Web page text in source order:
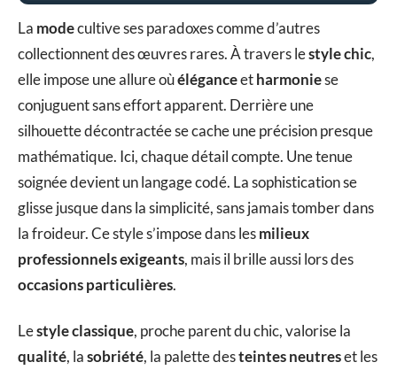
La modecultive ses paradoxes comme d’autres
collectionnent des œuvres rares. À travers lestyle chic,
elle impose une allure oùéléganceetharmoniese
conjuguent sans effort apparent. Derrière une
silhouette décontractée se cache une précision presque
mathématique. Ici, chaque détail compte. Une tenue
soignée devient un langage codé. La sophistication se
glisse jusque dans la simplicité, sans jamais tomber dans
la froideur. Ce style s’impose dans lesmilieux
professionnels exigeants, mais il brille aussi lors des
occasions particulières.
Lestyle classique, proche parent du chic, valorise la
qualité, lasobriété, la palette desteintes neutreset les